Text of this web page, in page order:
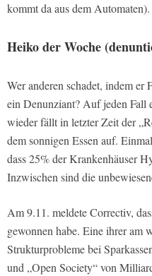
kommt da aus dem Automaten).
Heiko der Woche
Wer anderen schadet, indem er
ein Denunziant? Auf jeden Fall
wieder fällt in letzter Zeit der
dem sonnigen Essen auf.
dass 25% der Krankenhäuser
Inzwischen sind die
Am 9.11. meldete Correctiv,
gewonnen habe. Eine ihrer am
Strukturprobleme bei
und „Open Society“ von